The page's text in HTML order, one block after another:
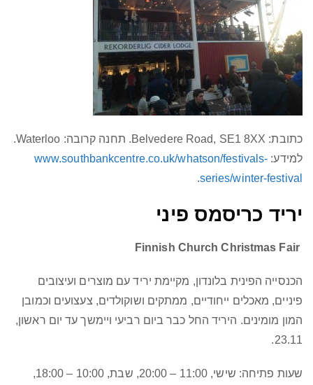
כתובת: Belvedere Road, SE1 8XX. תחנה קרובה: Waterloo.
למידע: www.southbankcentre.co.uk/whatson/festivals-
series/winter-festival
.
יריד כריסמס פיני
Finnish Church Christmas Fair
הכנסייה הפינית בלונדון, מקיימת יריד עם מוצרים ועיצובים
פיניים, מאכלים ייחודיים, ממתקים ושוקולדים, צעצועים וכמובן
המון מומינים. היריד החל כבר ביום רביעי ויימשך עד יום ראשון,
23.11.
שעות פתיחה: שישי, 11:00 – 20:00, שבת, 10:00 – 18:00,